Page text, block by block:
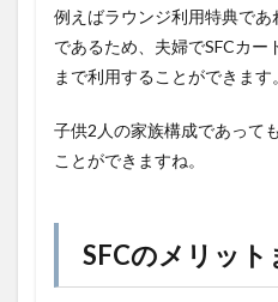
例えばラウンジ利用特典で
であるため、夫婦でSFCカー
まで利用することができます。
子供2人の家族構成であって
ことができますね。
SFCのメリット